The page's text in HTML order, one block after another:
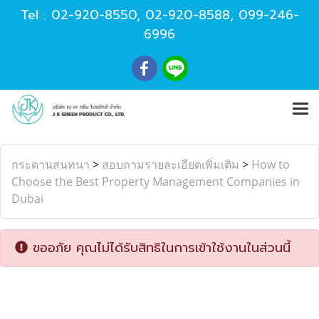
Tel : 02-920-8550, 02-920-8588, 099-246-
6996
กระดานสนทนา > สอบถามรายละเอียดเพิ่มเติม > How to
Choose the Best Property Management Companies in
Dubai
ขออภัย คุณไม่ได้รับสิทธิในการเข้าใช้งานในส่วนนี้